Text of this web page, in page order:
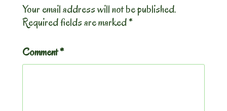
Your email address will not be published.
Required fields are marked*
Comment*